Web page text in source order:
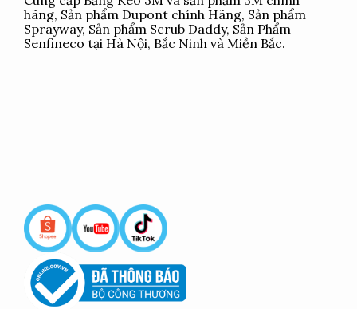
hãng, Sản phẩm Dupont chính Hãng, Sản phẩm
Sprayway, Sản phẩm Scrub Daddy, Sản Phẩm
Senfineco tại Hà Nội, Bắc Ninh và Miền Bắc.